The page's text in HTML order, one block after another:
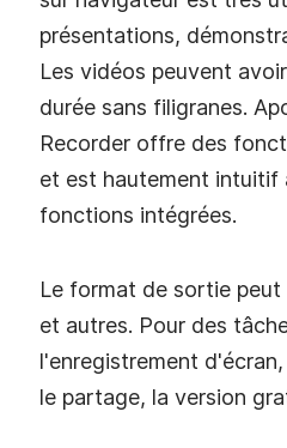
présentations,
Les vidéos peuvent
durée sans filigranes.
Recorder offre des
et est hautement intuitif
fonctions intégrées.
Le format de sortie
et autres. Pour des
l'enregistrement
le partage, la version